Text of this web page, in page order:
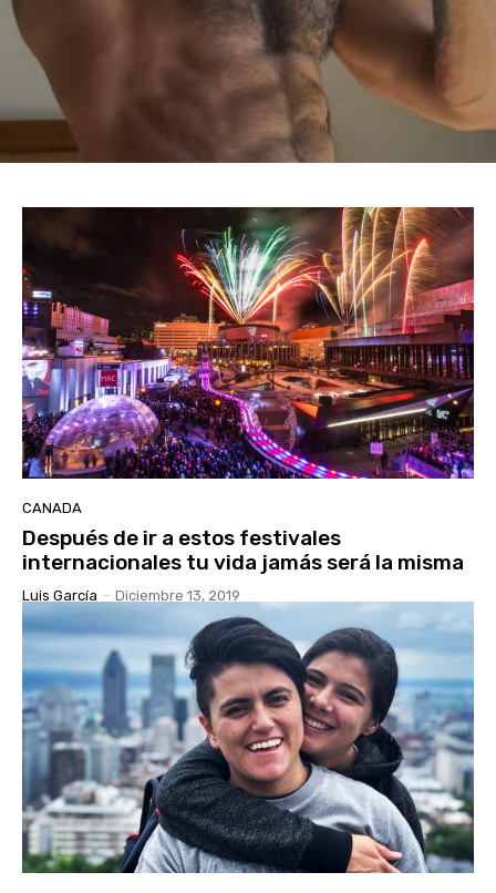
CANADA
Después de ir a estos festivales
internacionales tu vida jamás será la misma
Luis García - Diciembre 13, 2019